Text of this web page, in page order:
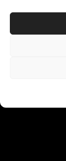
VISU4L
Via del
facebook